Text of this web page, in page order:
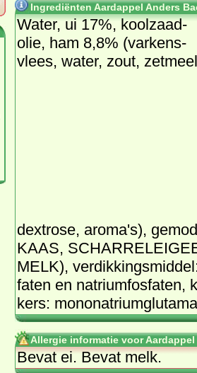
Ingrediënten Aardappel Anders
Wa­ter, ui 17%, kool­zaad­
olie, ham 8,8% (var­kens­
vlees, wa­ter, zout,
dex­tro­se, aro­ma's),
KAAS,
MELK),
fa­ten en na­tri­um­fos­fa­ten,
kers:
Allergie informatie voor
Be­vat ei. Be­vat melk.